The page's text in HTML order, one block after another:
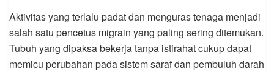
Aktivitas yang terlalu padat dan menguras tenaga menjadi
salah satu pencetus migrain yang paling sering ditemukan.
Tubuh yang dipaksa bekerja tanpa istirahat cukup dapat
memicu perubahan pada sistem saraf dan pembuluh darah